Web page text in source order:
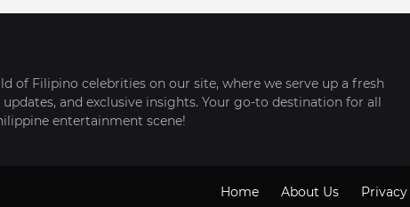
of Filipino celebrities on our site, where we serve up a fresh
updates, and exclusive insights. Your go-to destination for all
entertainment scene!
Home About Us